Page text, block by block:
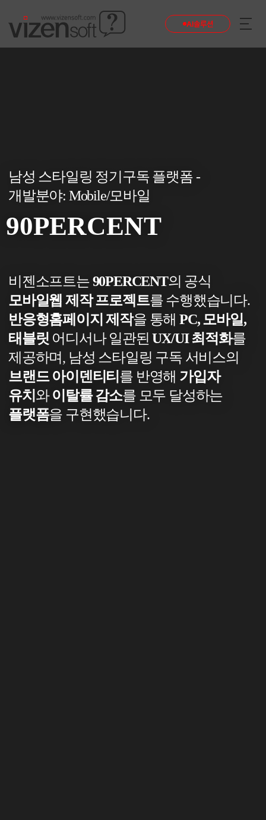
AI솔루션
남성 스타일링 정기구독 플랫폼 -
개발분야: Mobile/모바일
90PERCENT
비젠소프트는90PERCENT의 공식
모바일웹 제작 프로젝트를 수행했습니다.
반응형홈페이지 제작을 통해 PC, 모바일,
태블릿 어디서나 일관된UX/UI 최적화를
제공하며, 남성 스타일링 구독 서비스의
브랜드 아이덴티티 를 반영해 가입자
유치 와이탈률 감소를 모두 달성하는
플랫폼을 구현했습니다.